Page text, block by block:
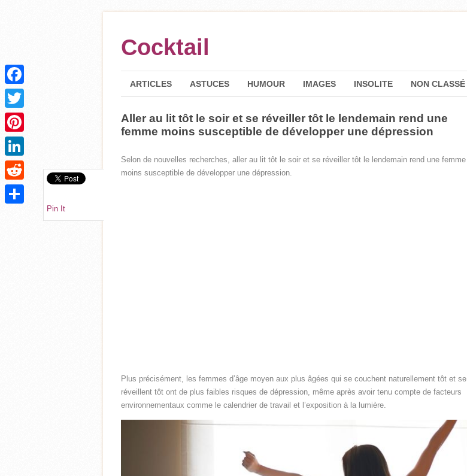
Cocktail
ARTICLES ASTUCES HUMOUR IMAGES INSOLITE NON CLASSÉ
Aller au lit tôt le soir et se réveiller tôt le lendemain rend une
femme moins susceptible de développer une dépression
Selon de nouvelles recherches, aller au lit tôt le soir et se réveiller tôt le lendemain rend une femme
moins susceptible de développer une dépression.
Plus précisément, les femmes d’âge moyen aux plus âgées qui se couchent naturellement tôt et se
réveillent tôt ont de plus faibles risques de dépression, même après avoir tenu compte de facteurs
environnementaux comme le calendrier de travail et l’exposition à la lumière.
Pin It
Facebook
Twitter
Pinterest
LinkedIn
Reddit